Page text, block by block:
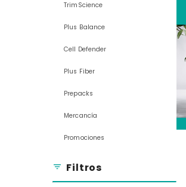
TrimScience
Plus Balance
Cell Defender
Plus Fiber
Prepacks
Mercancía
Promociones
filter_list Filtros